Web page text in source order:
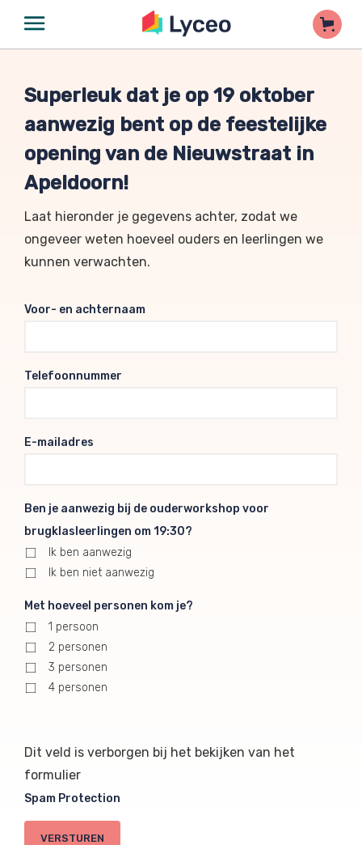
Superleuk dat je op 19 oktober
aanwezig bent op de feestelijke
opening van de Nieuwstraat in
Apeldoorn!
Laat hieronder je gegevens achter, zodat we
ongeveer weten hoeveel ouders en leerlingen we
kunnen verwachten.
Voor- en achternaam
Telefoonnummer
E-mailadres
Ben je aanwezig bij de ouderworkshop voor
brugklasleerlingen om 19:30?
Ik ben aanwezig
Ik ben niet aanwezig
Met hoeveel personen kom je?
1 persoon
2 personen
3 personen
4 personen
Dit veld is verborgen bij het bekijken van het
formulier
Spam Protection